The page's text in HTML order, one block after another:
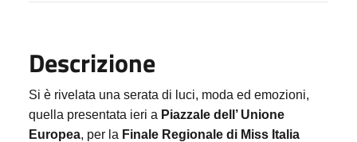
Descrizione
Si è rivelata una serata di luci, moda ed emozioni,
quella presentata ieri a Piazzale dell’ Unione
Europea, per la Finale Regionale di Miss Italia